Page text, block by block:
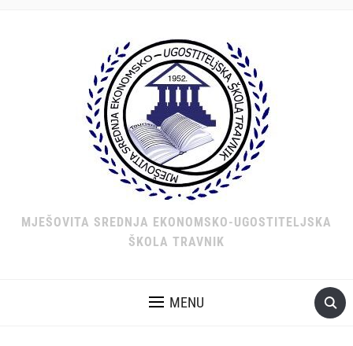
MJEŠOVITA SREDNJA EKONOMSKO-UGOSTITELJSKA
ŠKOLA TRAVNIK
MENU